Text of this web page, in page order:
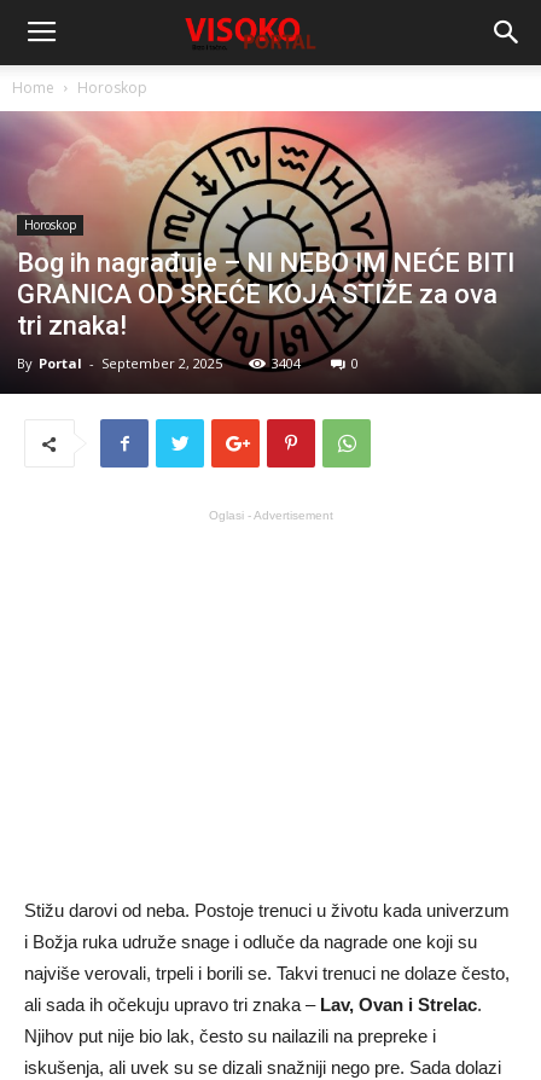
Home Horoskop
Horoskop
Bog ih nagrađuje – NI NEBO IM NEĆE BITI
GRANICA OD SREĆE KOJA STIŽE za ova
tri znaka!
By Portal - September 2, 2025 3404 0
Oglasi - Advertisement
Stižu darovi od neba. Postoje trenuci u životu kada univerzum
i Božja ruka udruže snage i odluče da nagrade one koji su
najviše verovali, trpeli i borili se. Takvi trenuci ne dolaze često,
ali sada ih očekuju upravo tri znaka – Lav, Ovan i Strelac.
Njihov put nije bio lak, često su nailazili na prepreke i
iskušenja, ali uvek su se dizali snažniji nego pre. Sada dolazi